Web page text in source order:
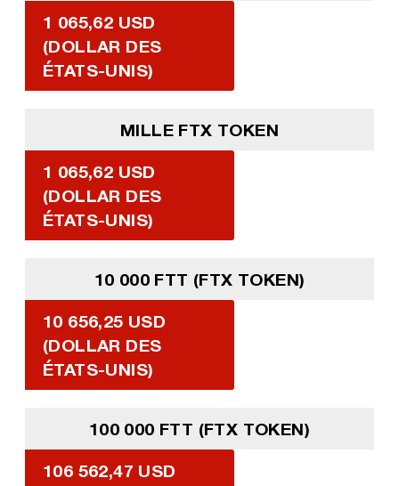
1 065,62 USD
(DOLLAR DES
ÉTATS-UNIS)
MILLE FTX TOKEN
1 065,62 USD
(DOLLAR DES
ÉTATS-UNIS)
10 000 FTT (FTX TOKEN)
10 656,25 USD
(DOLLAR DES
ÉTATS-UNIS)
100 000 FTT (FTX TOKEN)
106 562,47 USD